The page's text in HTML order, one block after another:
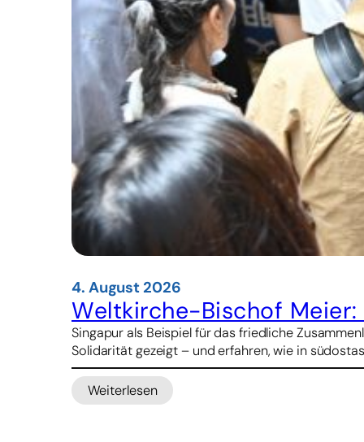
4. August 2026
Weltkirche-Bischof
Singapur als Beispiel für das friedliche
Solidarität gezeigt – und erfahren, wie in
Weiterlesen
: